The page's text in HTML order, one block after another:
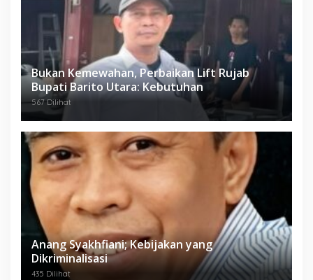
Bukan Kemewahan, Perbaikan Lift Rujab
Bupati Barito Utara: Kebutuhan
567 Dilihat
Anang Syakhfiani; Kebijakan yang
Dikriminalisasi
435 Dilihat